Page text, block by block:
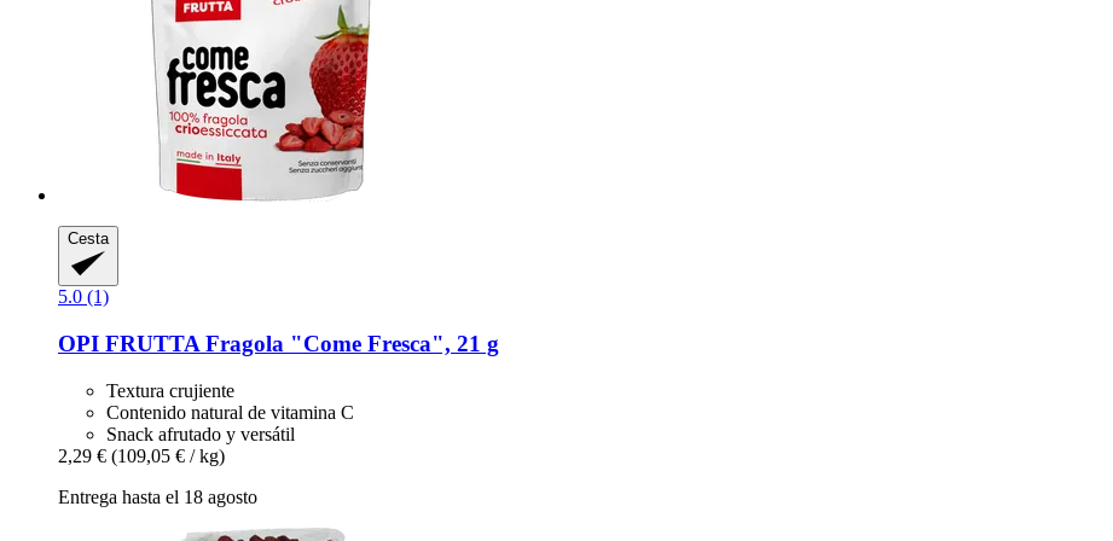
Cesta
5.0 (1)
OPI FRUTTA Fragola "Come Fresca", 21 g
Textura crujiente
Contenido natural de vitamina C
Snack afrutado y versátil
2,29 € (109,05 € / kg)
Entrega hasta el 18 agosto